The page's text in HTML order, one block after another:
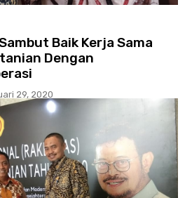
Baik Kerja Sama
Dengan
29, 2020